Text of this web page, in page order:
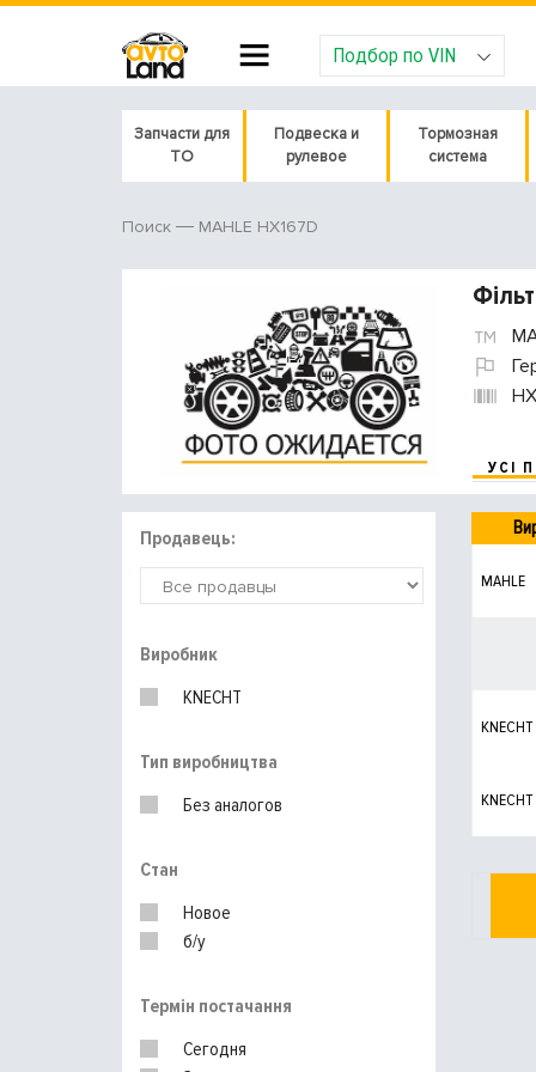
Подбор по VIN
Запчасти для
ТО
Подвеска и
рулевое
Тормозная
система
Поиск MAHLE HX167D
УСІ
Продавець:
Виробник
KNECHT
Тип виробництва
Без аналогов
Стан
Новое
б/у
Термін постачання
Сегодня
MAHLE
KNECHT
KNECHT